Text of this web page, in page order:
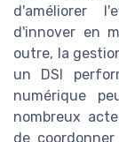
d'améliorer
d'innover en
outre, la
un DSI
numérique
nombreux
de